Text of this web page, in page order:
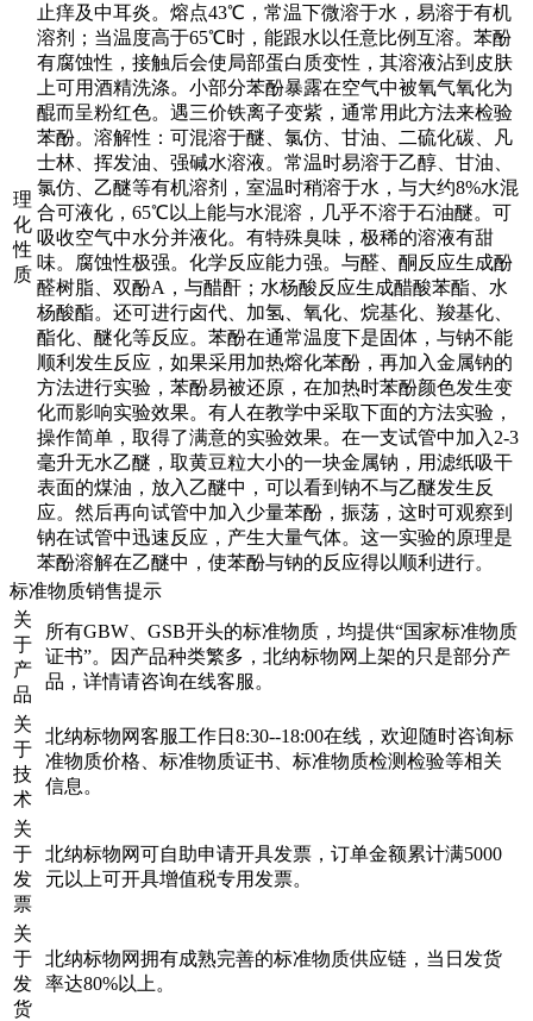
理
化
性
质
止痒及中耳炎。熔点43℃，常温下微溶于水，易溶于有机
溶剂；当温度高于65℃时，能跟水以任意比例互溶。苯酚
有腐蚀性，接触后会使局部蛋白质变性，其溶液沾到皮肤
上可用酒精洗涤。小部分苯酚暴露在空气中被氧气氧化为
醌而呈粉红色。遇三价铁离子变紫，通常用此方法来检验
苯酚。溶解性：可混溶于醚、氯仿、甘油、二硫化碳、凡
士林、挥发油、强碱水溶液。常温时易溶于乙醇、甘油、
氯仿、乙醚等有机溶剂，室温时稍溶于水，与大约8%水混
合可液化，65℃以上能与水混溶，几乎不溶于石油醚。可
吸收空气中水分并液化。有特殊臭味，极稀的溶液有甜
味。腐蚀性极强。化学反应能力强。与醛、酮反应生成酚
醛树脂、双酚A，与醋酐；水杨酸反应生成醋酸苯酯、水
杨酸酯。还可进行卤代、加氢、氧化、烷基化、羧基化、
酯化、醚化等反应。苯酚在通常温度下是固体，与钠不能
顺利发生反应，如果采用加热熔化苯酚，再加入金属钠的
方法进行实验，苯酚易被还原，在加热时苯酚颜色发生变
化而影响实验效果。有人在教学中采取下面的方法实验，
操作简单，取得了满意的实验效果。在一支试管中加入2-3
毫升无水乙醚，取黄豆粒大小的一块金属钠，用滤纸吸干
表面的煤油，放入乙醚中，可以看到钠不与乙醚发生反
应。然后再向试管中加入少量苯酚，振荡，这时可观察到
钠在试管中迅速反应，产生大量气体。这一实验的原理是
苯酚溶解在乙醚中，使苯酚与钠的反应得以顺利进行。
标准物质销售提示
关
于
产
品
所有GBW、GSB开头的标准物质，均提供“国家标准物质
证书”。因产品种类繁多，北纳标物网上架的只是部分产
品，详情请咨询在线客服。
关
于
技
术
北纳标物网客服工作日8:30--18:00在线，欢迎随时咨询标
准物质价格、标准物质证书、标准物质检测检验等相关
信息。
关
于
发
票
北纳标物网可自助申请开具发票，订单金额累计满5000
元以上可开具增值税专用发票。
关
于
发
货
北纳标物网拥有成熟完善的标准物质供应链，当日发货
率达80%以上。